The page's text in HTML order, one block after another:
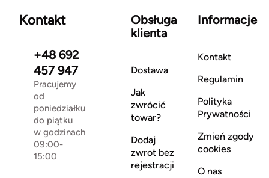
Kontakt
+48 692
457 947
Pracujemy
od
poniedziałku
do piątku
w godzinach
09:00-
15:00
Obsługa
klienta
Dostawa
Jak
zwrócić
towar?
Dodaj
zwrot bez
rejestracji
Informacje
Kontakt
Regulamin
Polityka
Prywatności
Zmień zgody
cookies
O nas